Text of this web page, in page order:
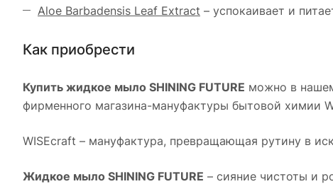
Aloe Barbadensis Leaf Extract – успокаивает и
Как приобрести
Купить жидкое мыло SHINING FUTURE можно в
фирменного магазина-мануфактуры бытовой химии
WISEcraft – мануфактура, превращающая рутину в
Жидкое мыло SHINING FUTURE – сияние чистоты и